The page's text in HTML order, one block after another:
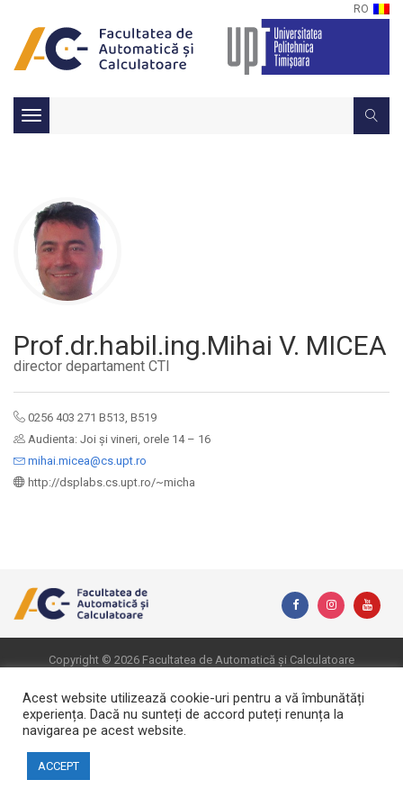
RO
Toggle
navigation
Prof.dr.habil.ing.Mihai V. MICEA
director departament CTI
0256 403 271 B513, B519
Audienta: Joi și vineri, orele 14 – 16
mihai.micea@cs.upt.ro
http://dsplabs.cs.upt.ro/~micha
Copyright © 2026 Facultatea de Automatică și Calculatoare
Acest website utilizează cookie-uri pentru a vă îmbunătăți
experiența. Dacă nu sunteți de accord puteți renunța la
navigarea pe acest website.
ACCEPT